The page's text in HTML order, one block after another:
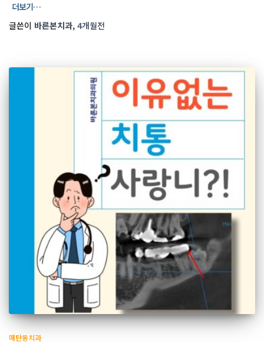
더보기…
글쓴이 바른본치과, 4개월전
매탄동치과